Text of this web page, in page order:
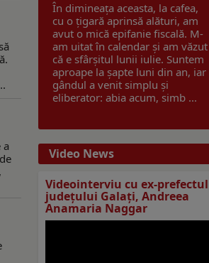
a
În dimineața aceasta, la cafea,
cu o țigară aprinsă alături, am
avut o mică epifanie fiscală. M-
am uitat în calendar și am văzut
că e sfârșitul lunii iulie. Suntem
aproape la șapte luni din an, iar
gândul a venit simplu și
eliberator: abia acum, simb ...
Video News
Videointerviu cu ex-prefectul
judeţului Galaţi, Andreea
Anamaria Naggar